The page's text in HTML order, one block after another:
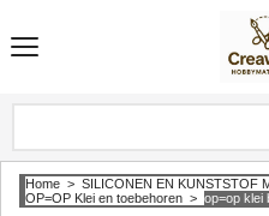
Home > SILICONEN EN KUNSTSTOF
OP=OP Klei en toebehoren > op=op klei